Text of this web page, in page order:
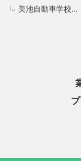
美池自動車学校...